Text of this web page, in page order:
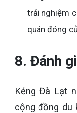
trải nghiệm
quán đóng
8. Đánh
Kẻng Đà Lạt
cộng đồng du